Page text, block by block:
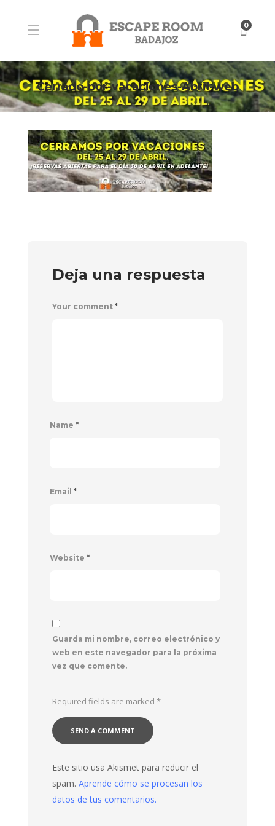
0
Cerrado-por-vacaciones-Abril-web
Deja una respuesta
Your comment *
Name *
Email *
Website *
Guarda mi nombre, correo electrónico y
web en este navegador para la próxima
vez que comente.
Required fields are marked *
Este sitio usa Akismet para reducir el
spam. Aprende cómo se procesan los
datos de tus comentarios.